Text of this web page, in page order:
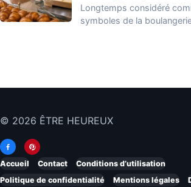
Longtemps considéré
symboles de la
© 2026 ÊTRE HEUREUX
Accueil Contact
Conditions d’utilisation
Politique de confidentialité
Mentions légales